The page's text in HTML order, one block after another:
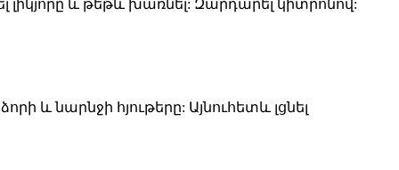
լիկյորը և թեթև խառնել: Զարդարել կիտրոնով:
և նարնջի հյութերը: Այնուհետև լցնել